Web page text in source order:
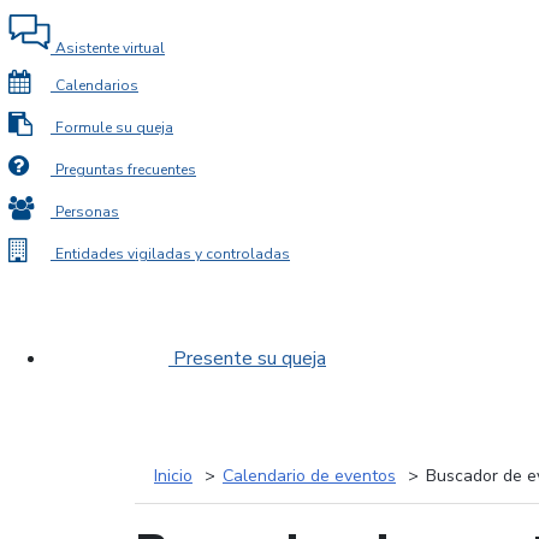
Asistente virtual
Calendarios
Formule su queja
Preguntas frecuentes
Personas
Entidades vigiladas y controladas
Presente su queja
Inicio Calendario de eventos Buscador de